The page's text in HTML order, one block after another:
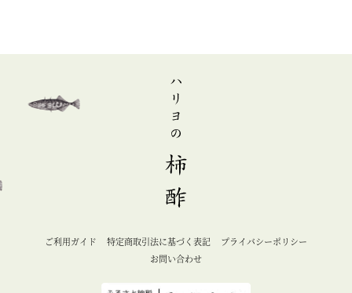
ご利用ガイド 特定商取引法に基づく表記
プライバシーポリシー
お問い合わせ